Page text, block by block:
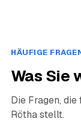
HÄUFIGE
Was Sie
Die Fragen,
Rötha stellt.